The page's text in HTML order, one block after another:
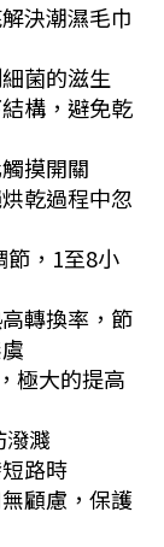
決潮濕毛巾
菌的滋生
構，避免乾
摸開關
乾過程中忽
節，1至8小
轉換率，節
極大的提高
潑濺
路時
顧慮，保護